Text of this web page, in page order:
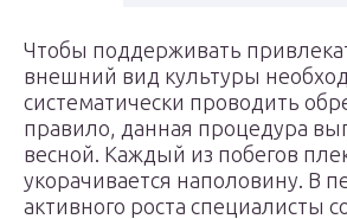
Чтобы поддерживать
внешний вид культуры
систематически проводить
правило, данная процедура
весной. Каждый из побегов
укорачивается наполовину. В
активного роста специалисты